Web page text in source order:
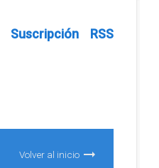
Suscripción RSS
Volver al inicio